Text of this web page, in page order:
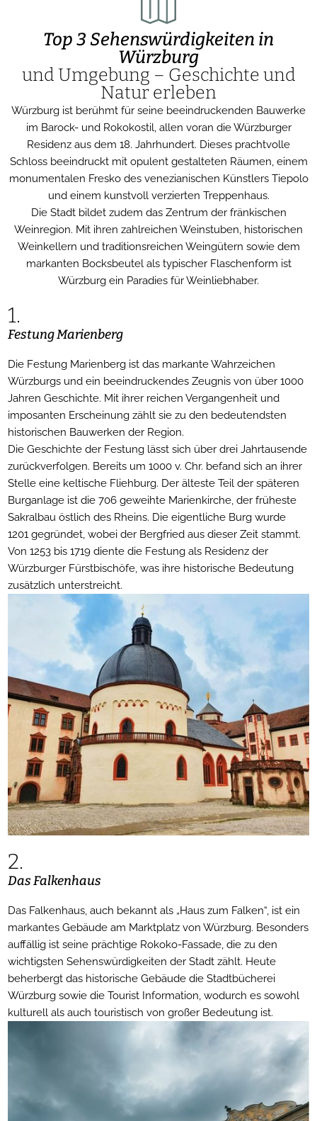
Top 3 Sehenswürdigkeiten in
Würzburg
und Umgebung – Geschichte und
Natur erleben
Würzburg ist berühmt für seine beeindruckenden Bauwerke
im Barock- und Rokokostil, allen voran die Würzburger
Residenz aus dem 18. Jahrhundert. Dieses prachtvolle
Schloss beeindruckt mit opulent gestalteten Räumen, einem
monumentalen Fresko des venezianischen Künstlers Tiepolo
und einem kunstvoll verzierten Treppenhaus.
Die Stadt bildet zudem das Zentrum der fränkischen
Weinregion. Mit ihren zahlreichen Weinstuben, historischen
Weinkellern und traditionsreichen Weingütern sowie dem
markanten Bocksbeutel als typischer Flaschenform ist
Würzburg ein Paradies für Weinliebhaber.
1.
Festung Marienberg
Die Festung Marienberg ist das markante Wahrzeichen
Würzburgs und ein beeindruckendes Zeugnis von über 1000
Jahren Geschichte. Mit ihrer reichen Vergangenheit und
imposanten Erscheinung zählt sie zu den bedeutendsten
historischen Bauwerken der Region.
Die Geschichte der Festung lässt sich über drei Jahrtausende
zurückverfolgen. Bereits um 1000 v. Chr. befand sich an ihrer
Stelle eine keltische Fliehburg. Der älteste Teil der späteren
Burganlage ist die 706 geweihte Marienkirche, der früheste
Sakralbau östlich des Rheins. Die eigentliche Burg wurde
1201 gegründet, wobei der Bergfried aus dieser Zeit stammt.
Von 1253 bis 1719 diente die Festung als Residenz der
Würzburger Fürstbischöfe, was ihre historische Bedeutung
zusätzlich unterstreicht.
2.
Das Falkenhaus
Das Falkenhaus, auch bekannt als „Haus zum Falken“, ist ein
markantes Gebäude am Marktplatz von Würzburg. Besonders
auffällig ist seine prächtige Rokoko-Fassade, die zu den
wichtigsten Sehenswürdigkeiten der Stadt zählt. Heute
beherbergt das historische Gebäude die Stadtbücherei
Würzburg sowie die Tourist Information, wodurch es sowohl
kulturell als auch touristisch von großer Bedeutung ist.